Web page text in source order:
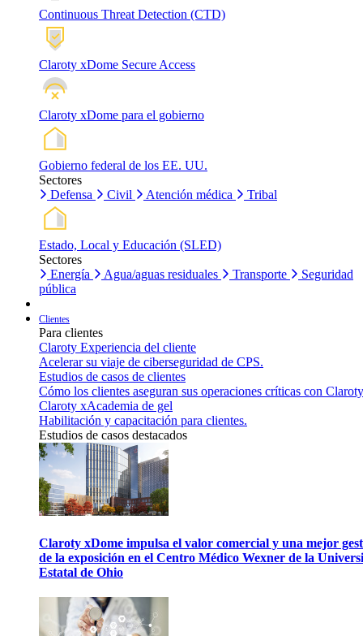
Continuous Threat Detection (CTD)
Claroty xDome Secure Access
Claroty xDome para el gobierno
Gobierno federal de los EE. UU.
Sectores
Defensa
Civil Atención médica Tribal
Estado, Local y Educación (SLED)
Sectores
Energía
Agua/aguas residuales Transporte
Seguridad
pública
Clientes
Para clientes
Claroty Experiencia del cliente
Acelerar su viaje de ciberseguridad de CPS.
Estudios de casos de clientes
Cómo los clientes aseguran sus operaciones críticas con
Claroty xAcademia de gel
Habilitación y capacitación para clientes.
Estudios de casos destacados
Claroty xDome impulsa el valor comercial y una mejor
de la exposición en el Centro Médico Wexner de la
Estatal de Ohio